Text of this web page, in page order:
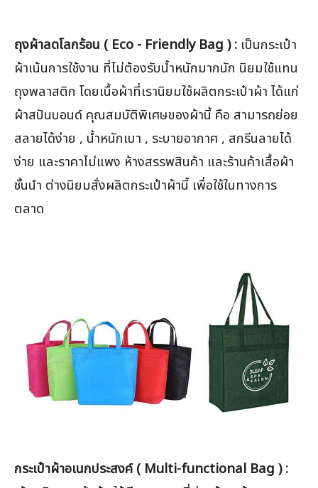
ถุงผ้าลดโลกร้อน ( Eco - Friendly Bag ) : เป็นกระเป๋า
ผ้าเน้นการใช้งาน ที่ไม่ต้องรับน้ำหนักมากนัก นิยมใช้แทน
ถุงพลาสติก โดยเนื้อผ้าที่เรานิยมใช้ผลิตกระเป๋าผ้า ได้แก่
ผ้าสปันบอนด์ คุณสมบัติพิเศษของผ้านี้ คือ สามารถย่อย
สลายได้ง่าย , น้ำหนักเบา , ระบายอากาศ , สกรีนลายได้
ง่าย และราคาไม่แพง ห้างสรรพสินค้า และร้านค้าเสื้อผ้า
ชั้นนำ ต่างนิยมสั่งผลิตกระเป๋าผ้านี้ เพื่อใช้ในทางการ
ตลาด
กระเป๋าผ้าอเนกประสงค์ ( Multi-functional Bag ) :